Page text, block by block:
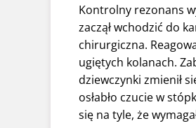
Kontrolny rezonans
zaczął wchodzić do
chirurgiczna.
ugiętych kolanach.
dziewczynki zmienił
osłabło czucie w
się na tyle, że